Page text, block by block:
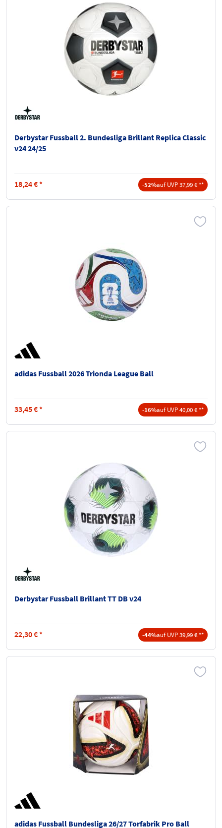
Derbystar Fussball 2. Bundesliga Brillant Replica Classic
v24 24/25
18,24€ * -52%auf UVP 37,99 € **
adidas Fussball 2026 Trionda League Ball
33,45€ * -16%auf UVP 40,00 € **
Derbystar Fussball Brillant TT DB v24
22,30€ * -44%auf UVP 39,99 € **
adidas Fussball Bundesliga 26/27 Torfabrik Pro Ball